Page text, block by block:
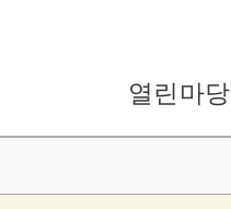
열린마당